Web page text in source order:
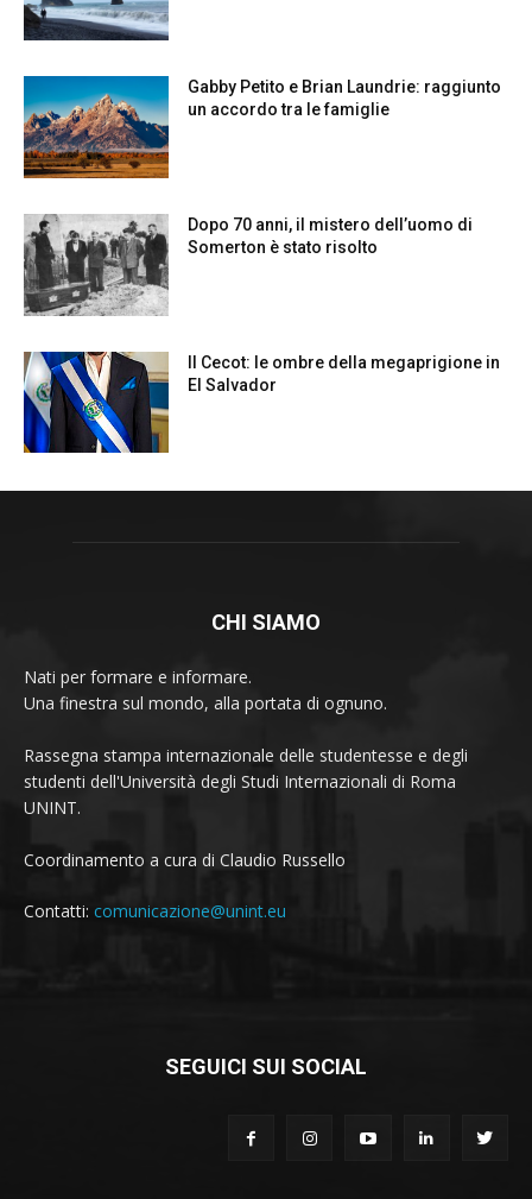
CHI SIAMO
Nati per formare e informare.
Una finestra sul mondo, alla portata di ognuno.
Rassegna stampa internazionale delle studentesse e degli
studenti dell'Università degli Studi Internazionali di Roma
UNINT.
Coordinamento a cura di Claudio Russello
Contatti: comunicazione@unint.eu
SEGUICI SUI SOCIAL